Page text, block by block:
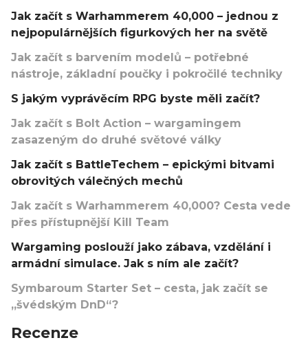
Jak začít s Warhammerem 40,000 – jednou z
nejpopulárnějších figurkových her na světě
Jak začít s barvením modelů – potřebné
nástroje, základní poučky i pokročilé techniky
S jakým vyprávěcím RPG byste měli začít?
Jak začít s Bolt Action – wargamingem
zasazeným do druhé světové války
Jak začít s BattleTechem – epickými bitvami
obrovitých válečných mechů
Jak začít s Warhammerem 40,000? Cesta vede
přes přístupnější Kill Team
Wargaming poslouží jako zábava, vzdělání i
armádní simulace. Jak s ním ale začít?
Symbaroum Starter Set – cesta, jak začít se
„švédským DnD“?
Recenze